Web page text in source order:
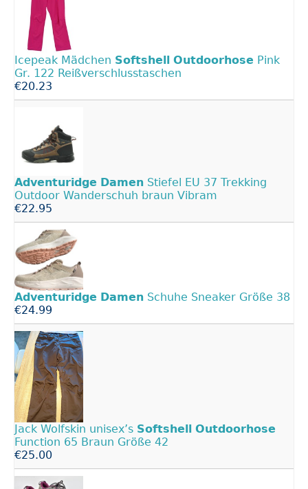
Icepeak Mädchen Softshell Outdoorhose Pink
Gr. 122 Reißverschlusstaschen
€20.23
Adventuridge Damen Stiefel EU 37 Trekking
Outdoor Wanderschuh braun Vibram
€22.95
Adventuridge Damen Schuhe Sneaker Größe 38
€24.99
Jack Wolfskin unisex’s Softshell
Outdoorhose
Function 65 Braun Größe 42
€25.00